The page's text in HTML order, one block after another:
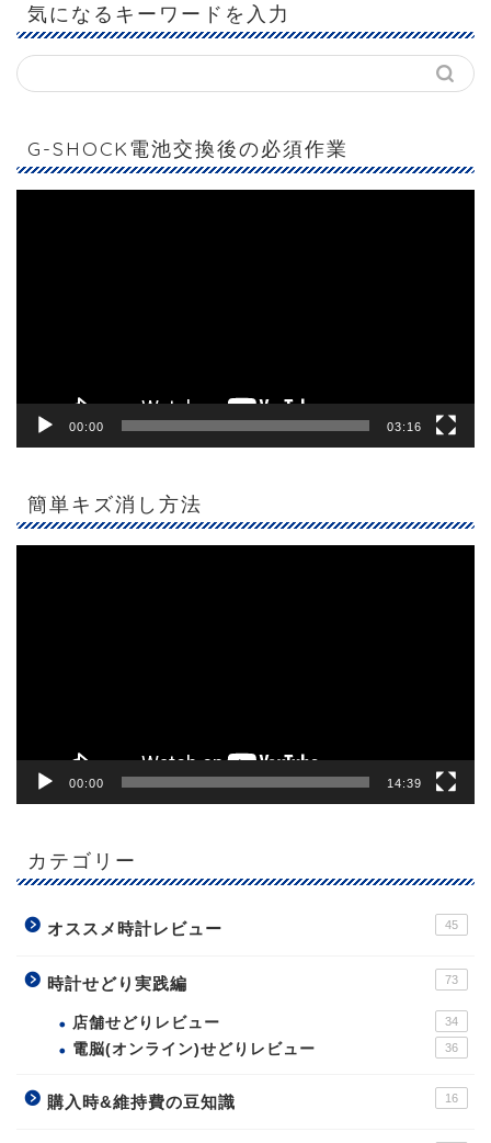
気になるキーワードを入力
G-SHOCK電池交換後の必須作業
00:00 03:16
簡単キズ消し方法
00:00 14:39
カテゴリー
オススメ時計レビュー 45
時計せどり実践編 73
店舗せどりレビュー 34
電脳(オンライン)せどりレビュー 36
購入時&維持費の豆知識 16